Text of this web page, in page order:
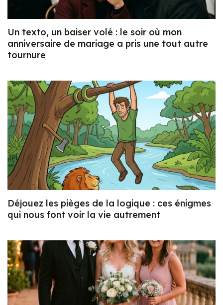
Un texto, un baiser volé : le soir où mon
anniversaire de mariage a pris une tout autre
tournure
Déjouez les pièges de la logique : ces énigmes
qui nous font voir la vie autrement